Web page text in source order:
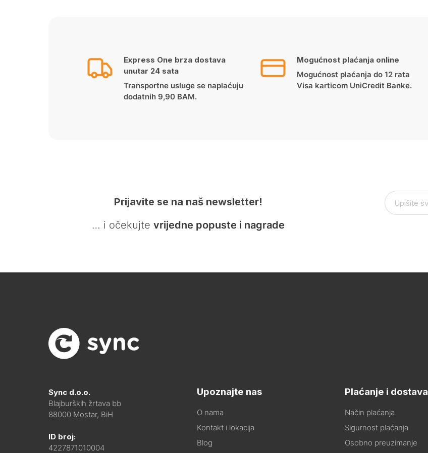
Express One brza dostava
unutar 24 sata
Transportne usluge se naplaćuju
dodatnih 9,90 BAM.
Mogućnost plaćanja online
Mogućnost plaćanja do 12 rata
Visa karticom UniCredit Banke.
Prijavite se na naš newsletter!
… i očekujte vrijedne popuste i nagrade
Sync d.o.o.
Blajburških žrtava bb
88000 Mostar, BiH
ID broj:
4227871010004
Upoznajte nas
O nama
Kontakt i lokacija
Blog
Plaćanje i dostava
Način plaćanja
Sigurnost plaćanja
Osobno preuzimanje